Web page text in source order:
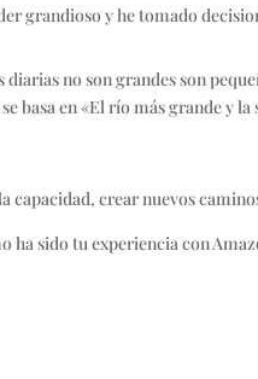
grandioso y he tomado
diarias no son grandes son
basa en «El río más grande y
capacidad, crear nuevos
ha sido tu experiencia con